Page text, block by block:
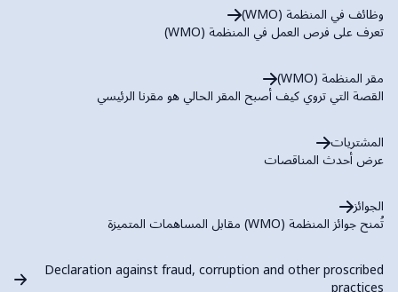
وظائف في المنظمة (WMO)
تعرف على فرص العمل في المنظمة (WMO)
مقر المنظمة (WMO)
القصة التي تروي كيف أصبح المقر الحالي هو مقرنا الرئيسي
المشتريات
عرض أحدث المناقصات
الجوائز
تُمنح جوائز المنظمة (WMO) مقابل المساهمات المتميزة
Declaration against fraud, corruption and other proscribed